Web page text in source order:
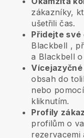
zákazníky,
ušetřili čas.
Přidejte své
Blackbell ,
a Blackbell
obsah do
nebo
kliknutím.
Profily
profilům o
rezervacemi